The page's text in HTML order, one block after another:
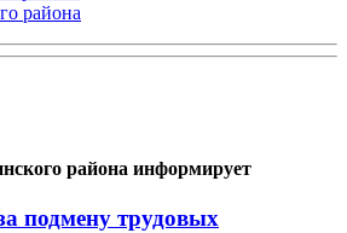
района информирует
подмену трудовых